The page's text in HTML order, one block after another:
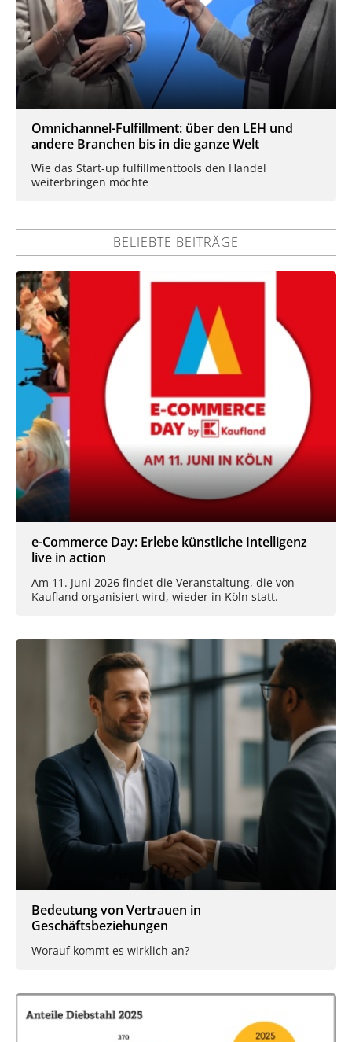
Omnichannel-Fulfillment: über den LEH und
andere Branchen bis in die ganze Welt
Wie das Start-up fulfillmenttools den Handel
weiterbringen möchte
BELIEBTE BEITRÄGE
e-Commerce Day: Erlebe künstliche Intelligenz
live in action
Am 11. Juni 2026 findet die Veranstaltung, die von
Kaufland organisiert wird, wieder in Köln statt.
Bedeutung von Vertrauen in
Geschäftsbeziehungen
Worauf kommt es wirklich an?